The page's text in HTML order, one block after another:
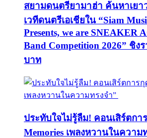
สยามดนตรียามาฮ่า ค้นหาเยา
เวทีดนตรีเอเชียใน “Siam
Presents, we are SNEAKER
Band Competition 2026” ชิง
บาท
ประทับใจไม่รู้ลืม! คอนเสิร์ตกา
Memories เพลงหวานในความ